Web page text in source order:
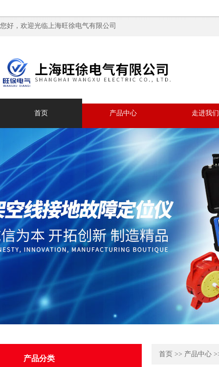
您好，欢迎光临上海旺徐电气有限公司
首页 产品中心 走进我们
产品分类
首页 >> 产品中心